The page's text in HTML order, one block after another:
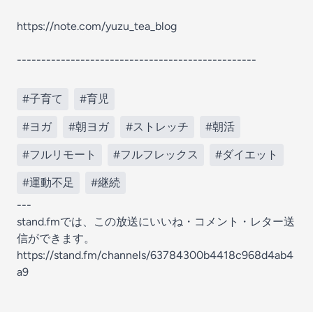
https://note.com/yuzu_tea_blog
-------------------------------------------------
#子育て #育児
#ヨガ #朝ヨガ #ストレッチ #朝活
#フルリモート #フルフレックス #ダイエット
#運動不足
#継続
---
stand.fmでは、この放送にいいね・コメント・レター送
信ができます。
https://stand.fm/channels/63784300b4418c968d4ab4
a9